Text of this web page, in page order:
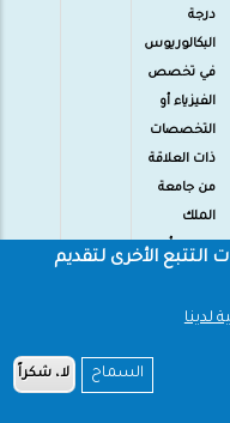
درجة
البكالوريوس
في تخصص
الفيزياء أو
التخصصات
ذات العلاقة
من جامعة
الملك
سعود أو
يقل عن جيد
الأخرى لتقديم
السماح لا، شكراً